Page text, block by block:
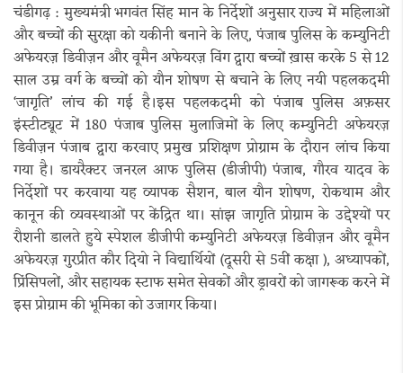
चंडीगढ़ : मुख्यमंत्री भगवंत सिंह मान के निर्देशों अनुसार राज्य में महिलाओं
और बच्चों की सुरक्षा को यकीनी बनाने के लिए, पंजाब पुलिस के कम्युनिटी
अफेयरज़ डिवीज़न और वूमैन अफेयरज़ विंग द्वारा बच्चों ख़ास करके 5 से 12
साल उम्र वर्ग के बच्चों को यौन शोषण से बचाने के लिए नयी पहलकदमी
‘जागृति’ लांच की गई है।इस पहलकदमी को पंजाब पुलिस अफ़सर
इंस्टीट्यूट में 180 पंजाब पुलिस मुलाजिमों के लिए कम्युनिटी अफेयरज़
डिवीज़न पंजाब द्वारा करवाए प्रमुख प्रशिक्षण प्रोग्राम के दौरान लांच किया
गया है। डायरैक्टर जनरल आफ पुलिस (डीजीपी) पंजाब, गौरव यादव के
निर्देशों पर करवाया यह व्यापक सैशन, बाल यौन शोषण, रोकथाम और
कानून की व्यवस्थाओं पर केंद्रित था। सांझ जागृति प्रोग्राम के उद्देश्यों पर
रौशनी डालते हुये स्पेशल डीजीपी कम्युनिटी अफेयरज़ डिवीज़न और वूमैन
अफेयरज़ गुरप्रीत कौर दियो ने विद्यार्थियों (दूसरी से 5वीं कक्षा ), अध्यापकों,
प्रिंसिपलों, और सहायक स्टाफ समेत सेवकों और ड्रावरों को जागरूक करने में
इस प्रोग्राम की भूमिका को उजागर किया।